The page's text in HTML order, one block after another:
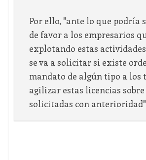
Por ello, "ante lo que podría
de favor a los empresarios
explotando estas
se va a solicitar si existe
mandato de algún tipo a los
agilizar estas licencias
solicitadas con